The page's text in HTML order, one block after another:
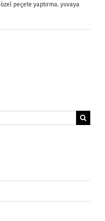
özel peçete yaptırma, yuvaya